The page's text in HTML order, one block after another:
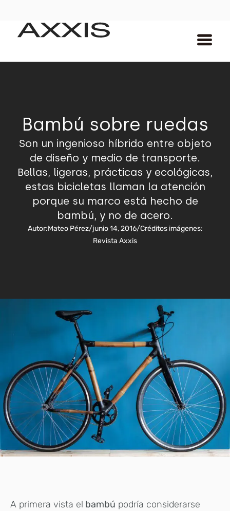
Bambú sobre ruedas
Son un ingenioso híbrido entre objeto
de diseño y medio de transporte.
Bellas, ligeras, prácticas y ecológicas,
estas bicicletas llaman la atención
porque su marco está hecho de
bambú, y no de acero.
Autor:Mateo Pérez/junio 14, 2016/Créditos imágenes:
Revista Axxis
A primera vista el bambú podría considerarse